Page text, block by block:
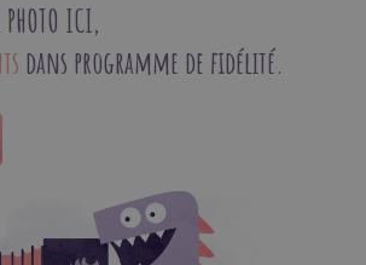
PHOTO ICI,
dans programme de fidélité.